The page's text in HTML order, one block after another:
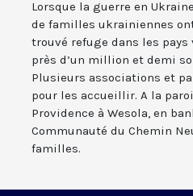
Lorsque la guerre en
de familles ukrainiennes
trouvé refuge dans les pays
près d’un million et demi
Plusieurs associations et
pour les accueillir. A la
Providence à Wesola, en
Communauté du Chemin
familles.